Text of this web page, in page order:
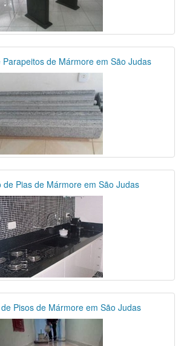
Parapeitos de Mármore em São Judas
de Pias de Mármore em São Judas
Pisos de Mármore em São Judas